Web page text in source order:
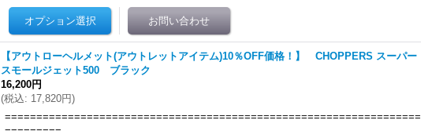
【アウトローヘルメット(アウトレットアイテム)10％OFF価格！】 CHOPPERS スーパー
スモールジェット500 ブラック
16,200円
(税込: 17,820円)
==================================================================